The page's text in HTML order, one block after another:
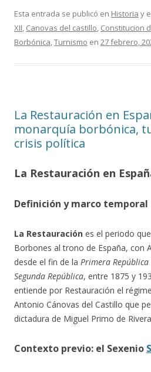
Esta entrada se publicó en Historia y
XII, Canovas del castillo, Constitucion
Borbónica,Turnismo en 27 febrero,
La Restauración en
monarquía borbónica,
crisis política
La Restauración en
Definición y marco temporal
La Restauración es el periodo
Borbones al trono de España, con
desde el fin de la Primera República
Segunda República, entre 1875 y
entiende por Restauración el
Antonio Cánovas del Castillo que
dictadura de Miguel Primo de
Contexto previo: el Sexenio